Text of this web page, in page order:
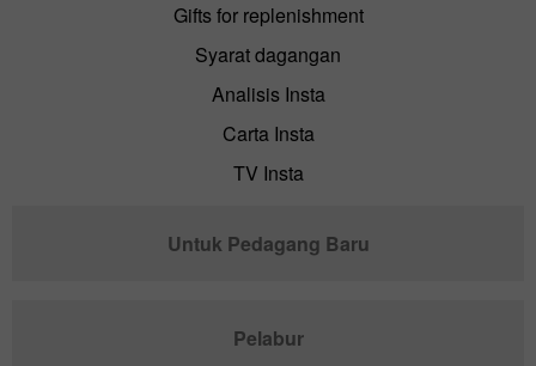
Gifts for replenishment
Syarat dagangan
Analisis Insta
Carta Insta
TV Insta
Untuk Pedagang Baru
Pelabur